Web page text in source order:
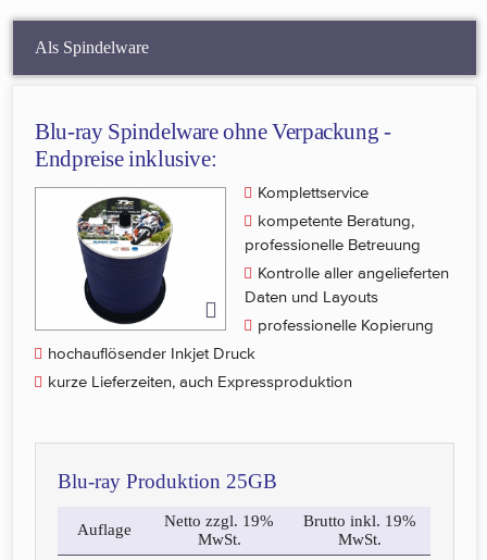
Als Spindelware
Blu-ray Spindelware ohne Verpackung -
Endpreise inklusive:
Komplettservice
kompetente Beratung,
professionelle Betreuung
Kontrolle aller angelieferten
Daten und Layouts
professionelle Kopierung
hochauflösender Inkjet Druck
kurze Lieferzeiten, auch Expressproduktion
Blu-ray Produktion 25GB
Auflage
Netto zzgl. 19%
MwSt.
Brutto inkl. 19%
MwSt.